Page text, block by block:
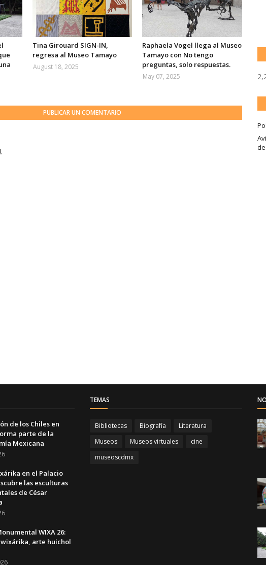
Tina Girouard SIGN-IN,
regresa al Museo Tamayo
August 18, 2025
Raphaela Vogel llega al Museo
Tamayo con No tengo
preguntas, solo respuestas.
May 07, 2025
PUBLICAR UN COMENTARIO
de los Chiles en
parte de la
Mexicana
en el Palacio
las esculturas
de César
WIXA 26:
arte huichol
TEMAS
Bibliotecas Biografía
Literatura
Museos
Museos virtuales
cine
museoscdmx